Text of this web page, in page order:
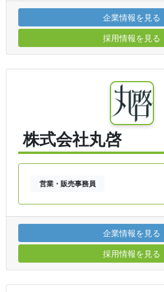
企業情報を見る
採用情報を見る
株式会社丸啓
営業・販売事務員
企業情報を見る
採用情報を見る